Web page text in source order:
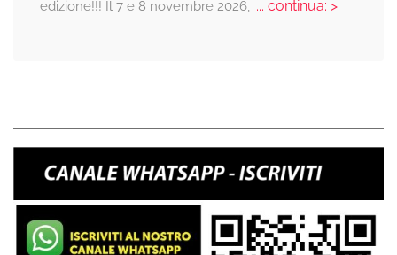
edizione!!! Il 7 e 8 novembre 2026, ... continua: >